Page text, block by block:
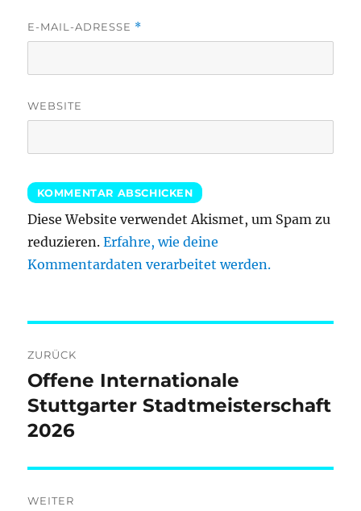
E-MAIL-ADRESSE *
WEBSITE
Diese Website verwendet Akismet, um Spam zu
reduzieren.Erfahre, wie deine
Kommentardaten verarbeitet werden.
ZURÜCK
Vorheriger
Beitrag:
Offene Internationale
Stuttgarter Stadtmeisterschaft
2026
WEITER